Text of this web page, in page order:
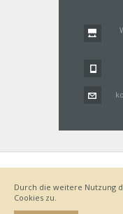
Durch die weitere Nutzung
Cookies zu.